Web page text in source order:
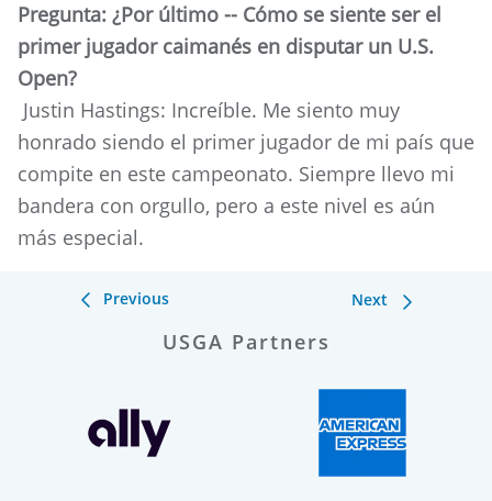
Pregunta: ¿Por último -- Cómo se siente ser el
primer jugador caimanés en disputar un U.S.
Open?
Justin Hastings: Increíble. Me siento muy
honrado siendo el primer jugador de mi país que
compite en este campeonato. Siempre llevo mi
bandera con orgullo, pero a este nivel es aún
más especial.
Previous Next
USGA Partners